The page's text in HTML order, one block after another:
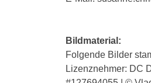
Bildmaterial:
Folgende Bilder
Lizenznehmer: DC